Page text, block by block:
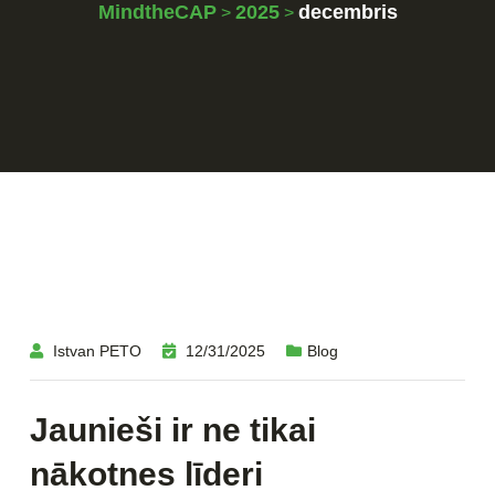
MindtheCAP> 2025> decembris
Istvan PETO 12/31/2025 Blog
Jaunieši ir ne tikai
nākotnes līderi